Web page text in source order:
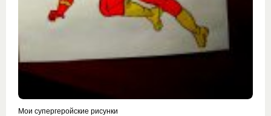
Мои супергеройские рисунки